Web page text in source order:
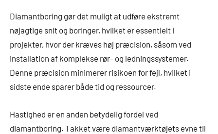
Diamantboring gør det muligt at udføre ekstremt
nøjagtige snit og boringer, hvilket er essentielt i
projekter, hvor der kræves høj præcision, såsom ved
installation af komplekse rør- og ledningssystemer.
Denne præcision minimerer risikoen for fejl, hvilket i
sidste ende sparer både tid og ressourcer.
Hastighed er en anden betydelig fordel ved
diamantboring. Takket være diamantværktøjets evne til